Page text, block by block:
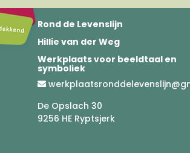
Rond de Levenslijn
Hillie van der Weg
Werkplaats voor beeldtaal en
symboliek
De Opslach 30
9256 HE Ryptsjerk